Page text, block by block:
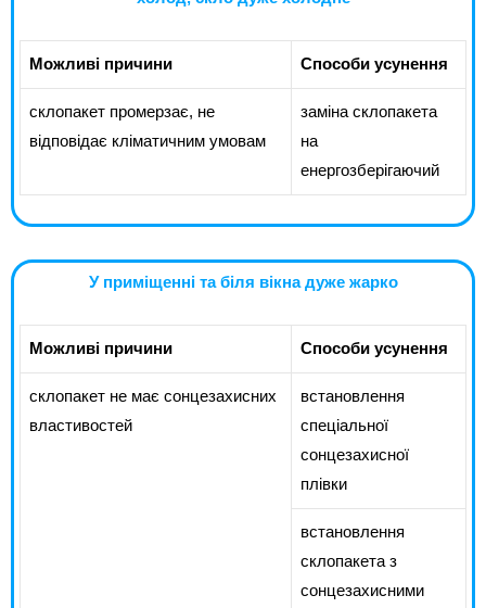
Можливі причини Способи усунення
склопакет промерзає, не
відповідає кліматичним умовам
заміна склопакета
на
енергозберігаючий
У приміщенні та біля вікна дуже жарко
Можливі причини Способи усунення
склопакет не має сонцезахисних
властивостей
встановлення
спеціальної
сонцезахисної
плівки
встановлення
склопакета з
сонцезахисними